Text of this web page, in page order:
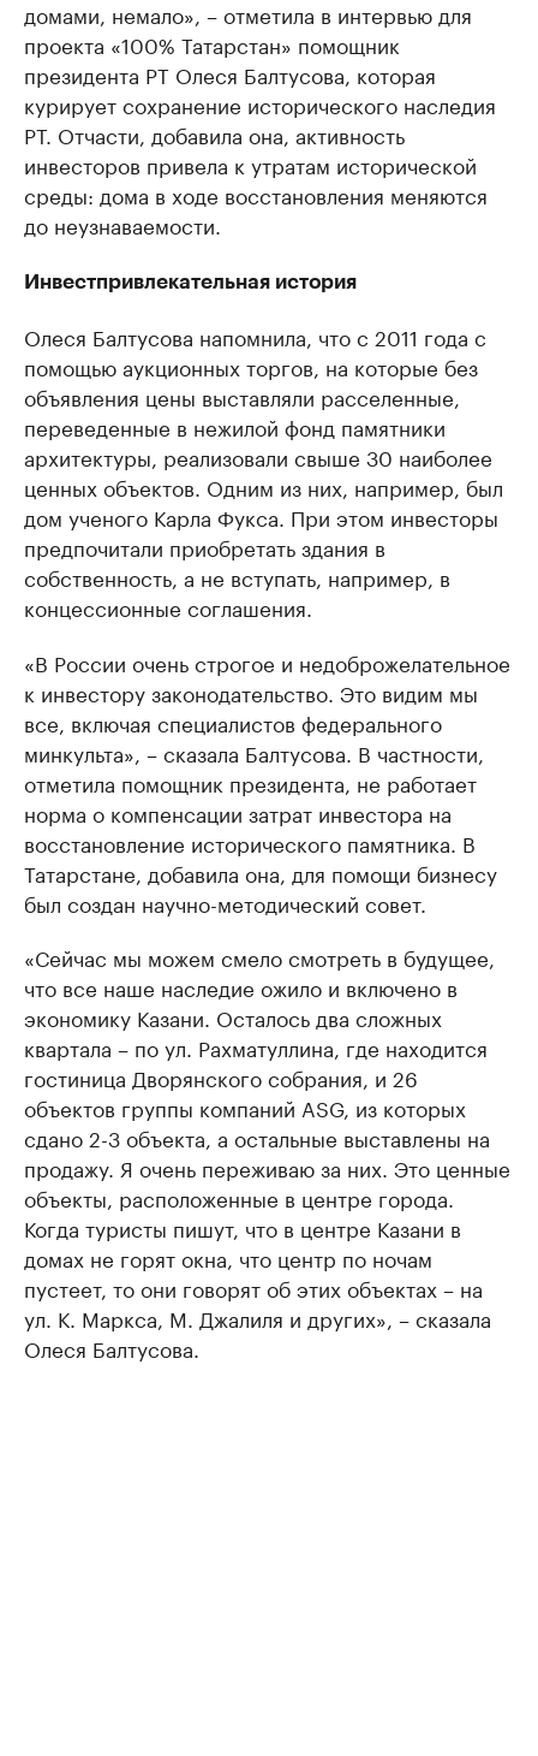
домами, немало», – отметила в интервью для
проекта «100% Татарстан» помощник
президента РТ Олеся Балтусова, которая
курирует сохранение исторического наследия
РТ. Отчасти, добавила она, активность
инвесторов привела к утратам исторической
среды: дома в ходе восстановления меняются
до неузнаваемости.
Инвестпривлекательная история
Олеся Балтусова напомнила, что с 2011 года с
помощью аукционных торгов, на которые без
объявления цены выставляли расселенные,
переведенные в нежилой фонд памятники
архитектуры, реализовали свыше 30 наиболее
ценных объектов. Одним из них, например, был
дом ученого Карла Фукса. При этом инвесторы
предпочитали приобретать здания в
собственность, а не вступать, например, в
концессионные соглашения.
«В России очень строгое и недоброжелательное
к инвестору законодательство. Это видим мы
все, включая специалистов федерального
минкульта», – сказала Балтусова. В частности,
отметила помощник президента, не работает
норма о компенсации затрат инвестора на
восстановление исторического памятника. В
Татарстане, добавила она, для помощи бизнесу
был создан научно-методический совет.
«Сейчас мы можем смело смотреть в будущее,
что все наше наследие ожило и включено в
экономику Казани. Осталось два сложных
квартала – по ул. Рахматуллина, где находится
гостиница Дворянского собрания, и 26
объектов группы компаний ASG, из которых
сдано 2-3 объекта, а остальные выставлены на
продажу. Я очень переживаю за них. Это ценные
объекты, расположенные в центре города.
Когда туристы пишут, что в центре Казани в
домах не горят окна, что центр по ночам
пустеет, то они говорят об этих объектах – на
ул. К. Маркса, М. Джалиля и других», – сказала
Олеся Балтусова.